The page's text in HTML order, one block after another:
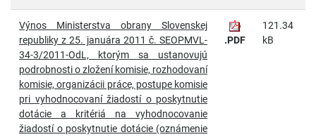
Výnos Ministerstva obrany Slovenskej
republiky z 25. januára 2011 č. SEOPMVL-
34-3/2011-OdL, ktorým sa ustanovujú
podrobnosti o zložení komisie, rozhodovaní
komisie, organizácii práce, postupe komisie
pri vyhodnocovaní žiadostí o poskytnutie
dotácie a kritériá na vyhodnocovanie
žiadostí o poskytnutie dotácie (oznámenie
.PDF
121.34
kB